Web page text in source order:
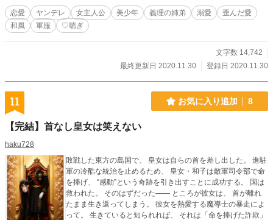
恋愛 ヤンデレ 女主人公 美少年 義理の姉弟 溺愛
歪んだ愛
和風
軍服 ♡喘ぎ
文字数 14,742
最終更新日 2020.11.30
登録日 2020.11.30
11 お気に入り追加 8
【完結】首なし皇女は笑えない
haku728
敗戦した東方の島国で、 皇女は自らの首を差し出した。 進駐
軍の冷酷な統治を止めるため、 皇女・和子は敵軍司令部で命
を捧げ、 “感動”という奇跡を引き出すことに成功する。 国は
救われた。 そのはずだった―― ところが彼女は、 首が離れ
たまま生き返ってしまう。 彼女を熱愛する魔導士の暴走によ
って。 生きていると知られれば、 それは「命を捧げた詐欺」